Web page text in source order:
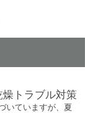
トラブル対策
いていますが、夏